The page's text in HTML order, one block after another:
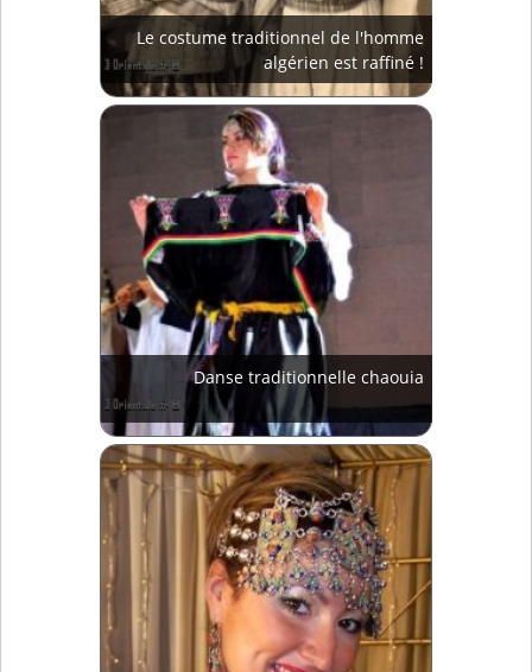
Le costume traditionnel de l'homme
algérien est raffiné !
Danse traditionnelle chaouia